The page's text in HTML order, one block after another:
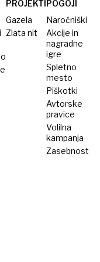
PROJEKTI
Gazela
Zlata nit
POGOJI
Naročniški
Akcije in
nagradne
igre
Spletno
mesto
Piškotki
Avtorske
pravice
Volilna
kampanja
Zasebnost